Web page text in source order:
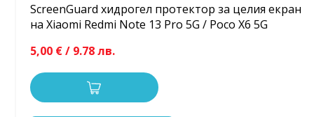
ScreenGuard хидрогел протектор за целия екран
на Xiaomi Redmi Note 13 Pro 5G / Poco X6 5G
5,00 € / 9.78 лв.